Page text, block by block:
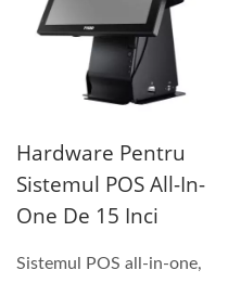
Hardware Pentru
Sistemul POS All-In-
One De 15 Inci
Sistemul POS all-in-one,